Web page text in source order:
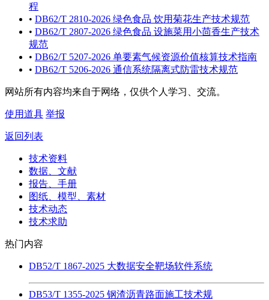
程
• DB62/T 2810-2026 绿色食品 饮用菊花生产技术规范
• DB62/T 2807-2026 绿色食品 设施菜用小茴香生产技术
规范
• DB62/T 5207-2026 单要素气候资源价值核算技术指南
• DB62/T 5206-2026 通信系统隔离式防雷技术规范
网站所有内容均来自于网络，仅供个人学习、交流。
使用道具 举报
返回列表
技术资料
数据、文献
报告、手册
图纸、模型、素材
技术动态
技术求助
热门内容
DB52/T 1867-2025 大数据安全靶场软件系统
DB53/T 1355-2025 钢渣沥青路面施工技术规